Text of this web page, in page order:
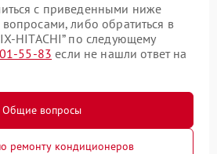
с приведенными ниже
либо обратиться в
HITACHI” по следующему
55-83 если не нашли ответ на
Общие вопросы
ремонту кондиционеров